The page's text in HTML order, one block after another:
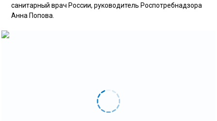
санитарный врач России, руководитель Роспотребнадзора
Анна Попова.